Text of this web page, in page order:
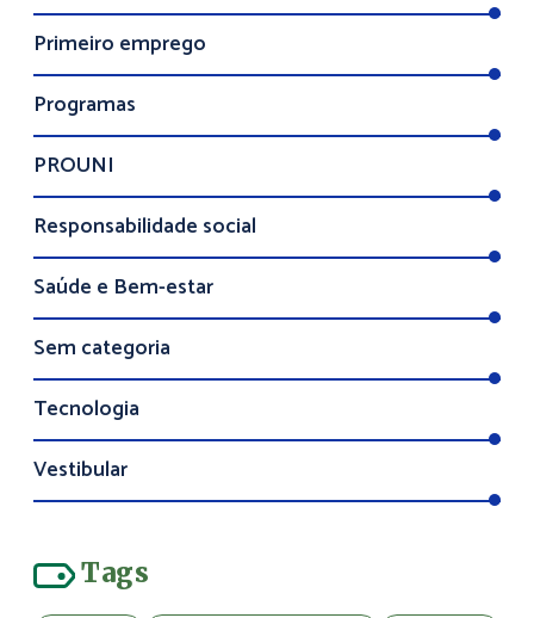
Primeiro emprego
Programas
PROUNI
Responsabilidade social
Saúde e Bem-estar
Sem categoria
Tecnologia
Vestibular
Tags